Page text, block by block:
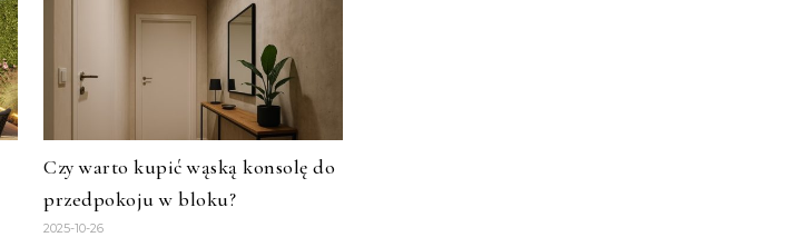
Czy warto kupić wąską konsolę do
przedpokoju w bloku?
2025-10-26